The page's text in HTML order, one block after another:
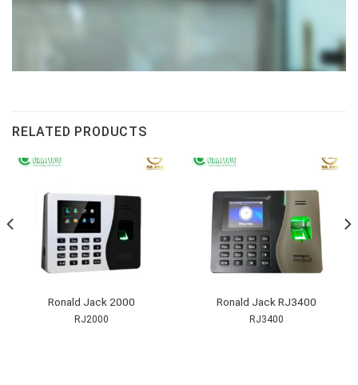
RELATED PRODUCTS
Ronald Jack 2000
RJ2000
Ronald Jack RJ3400
RJ3400